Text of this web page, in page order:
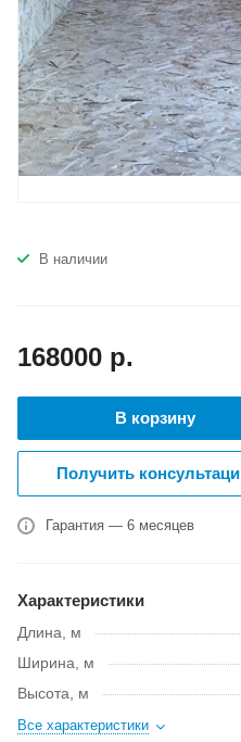
В наличии
168000 р.
В корзину
Получить
Гарантия — 6 месяцев
Характеристики
Длина, м
Ширина, м
Высота, м
Все характеристики